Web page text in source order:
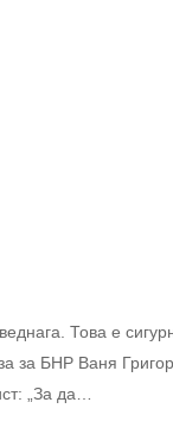
Това е
за БНР Ваня
„За да…